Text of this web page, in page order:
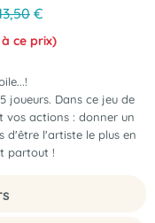
€
ce prix)
joueurs. Dans ce jeu de
vos actions : donner un
d'être l'artiste le plus en
partout !